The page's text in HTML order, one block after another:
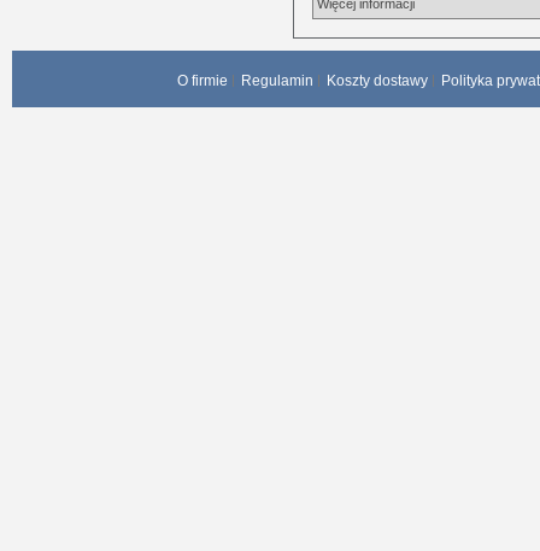
Więcej informacji
O firmie Regulamin Koszty dostawy Polityka